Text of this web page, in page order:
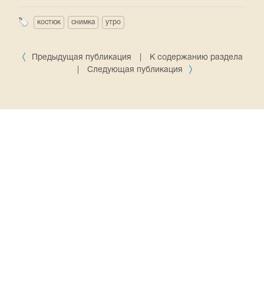
костюк снимка утро
Предыдущая публикация
К содержанию раздела
Следующая публикация